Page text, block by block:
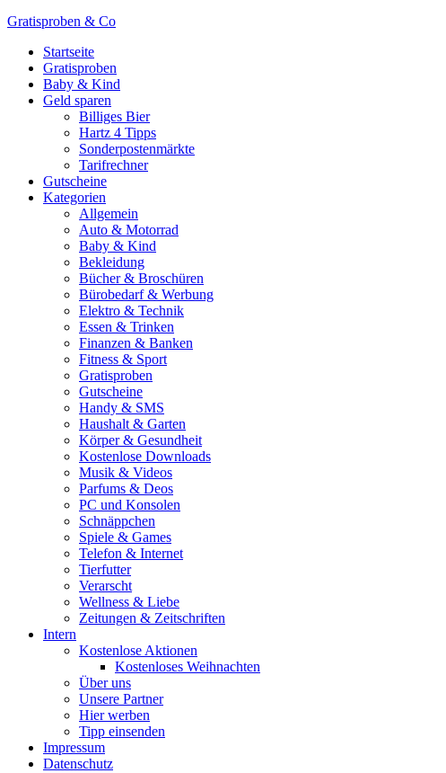
Gratisproben & Co
Startseite
Gratisproben
Baby & Kind
Geld sparen
Billiges Bier
Hartz 4 Tipps
Sonderpostenmärkte
Tarifrechner
Gutscheine
Kategorien
Allgemein
Auto & Motorrad
Baby & Kind
Bekleidung
Bücher & Broschüren
Bürobedarf & Werbung
Elektro & Technik
Essen & Trinken
Finanzen & Banken
Fitness & Sport
Gratisproben
Gutscheine
Handy & SMS
Haushalt & Garten
Körper & Gesundheit
Kostenlose Downloads
Musik & Videos
Parfums & Deos
PC und Konsolen
Schnäppchen
Spiele & Games
Telefon & Internet
Tierfutter
Verarscht
Wellness & Liebe
Zeitungen & Zeitschriften
Intern
Kostenlose Aktionen
Kostenloses Weihnachten
Über uns
Unsere Partner
Hier werben
Tipp einsenden
Impressum
Datenschutz